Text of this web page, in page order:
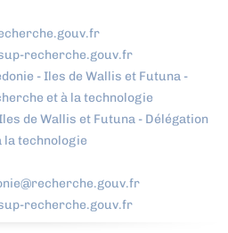
recherche.gouv.fr
de Wallis et Futuna - Délégation
la technologie
recherche.gouv.fr